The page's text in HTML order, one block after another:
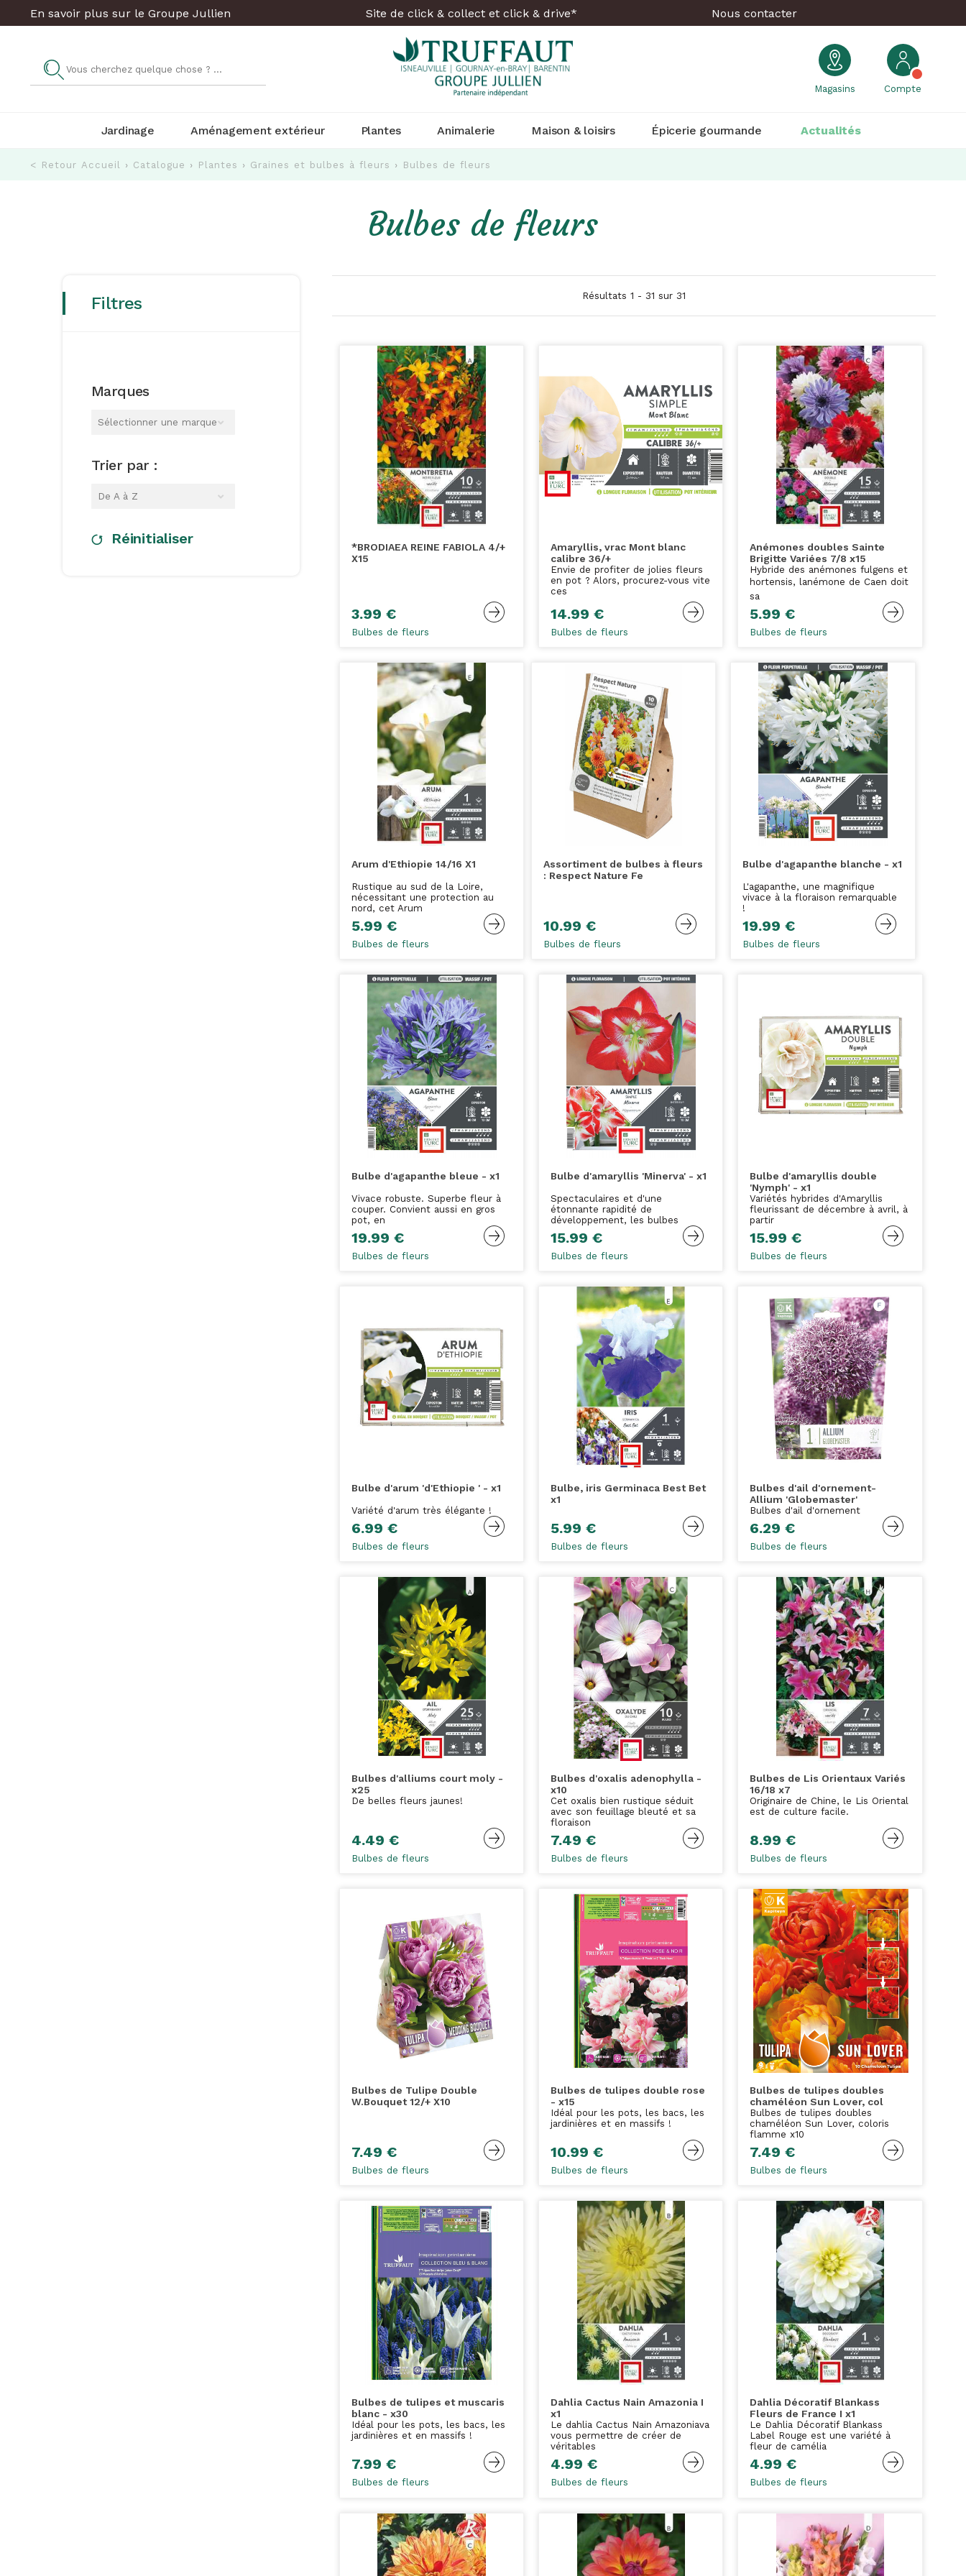
En savoir plus sur le Groupe Jullien Site de click & collect et click & drive* Nous contacter
Magasins Compte
Animalerie Maison & loisirs Épicerie gourmande
Jardinage Aménagement extérieur Plantes Actualités
< Retour Accueil › Catalogue › Plantes › Graines et bulbes à fleurs › Bulbes de fleurs
Bulbes de fleurs
Filtres
Marques
Sélectionner une marque
Trier par :
De A à Z
Réinitialiser
Résultats 1 - 31 sur 31
*BRODIAEA REINE FABIOLA 4/+
X15
3.99 €
Bulbes de fleurs
Amaryllis, vrac Mont blanc
calibre 36/+
Envie de profiter de jolies fleurs
en pot ? Alors, procurez-vous vite
ces
14.99 €
Bulbes de fleurs
Anémones doubles Sainte
Brigitte Variées 7/8 x15
Hybride des anémones fulgens et
hortensis, lanémone de Caen doit
sa
5.99 €
Bulbes de fleurs
Arum d'Ethiopie 14/16 X1
Rustique au sud de la Loire,
nécessitant une protection au
nord, cet Arum
5.99 €
Bulbes de fleurs
Assortiment de bulbes à fleurs
: Respect Nature Fe
10.99 €
Bulbes de fleurs
Bulbe d'agapanthe blanche - x1
L'agapanthe, une magnifique
vivace à la floraison remarquable
!
19.99 €
Bulbes de fleurs
Bulbe d'agapanthe bleue - x1
Vivace robuste. Superbe fleur à
couper. Convient aussi en gros
pot, en
19.99 €
Bulbes de fleurs
Bulbe d'amaryllis 'Minerva' - x1
Spectaculaires et d'une
étonnante rapidité de
développement, les bulbes
15.99 €
Bulbes de fleurs
Bulbe d'amaryllis double
'Nymph' - x1
Variétés hybrides d'Amaryllis
fleurissant de décembre à avril, à
partir
15.99 €
Bulbes de fleurs
Bulbe d'arum 'd'Ethiopie ' - x1
Variété d'arum très élégante !
6.99 €
Bulbes de fleurs
Bulbe, iris Germinaca Best Bet
x1
5.99 €
Bulbes de fleurs
Bulbes d'ail d'ornement-
Allium 'Globemaster'
Bulbes d'ail d'ornement
6.29 €
Bulbes de fleurs
Bulbes d'alliums court moly -
x25
De belles fleurs jaunes!
4.49 €
Bulbes de fleurs
Bulbes d'oxalis adenophylla -
x10
Cet oxalis bien rustique séduit
avec son feuillage bleuté et sa
floraison
7.49 €
Bulbes de fleurs
Bulbes de Lis Orientaux Variés
16/18 x7
Originaire de Chine, le Lis Oriental
est de culture facile.
8.99 €
Bulbes de fleurs
Bulbes de Tulipe Double
W.Bouquet 12/+ X10
7.49 €
Bulbes de fleurs
Bulbes de tulipes double rose
- x15
Idéal pour les pots, les bacs, les
jardinières et en massifs !
10.99 €
Bulbes de fleurs
Bulbes de tulipes doubles
chaméléon Sun Lover, col
Bulbes de tulipes doubles
chaméléon Sun Lover, coloris
flamme x10
7.49 €
Bulbes de fleurs
Bulbes de tulipes et muscaris
blanc - x30
Idéal pour les pots, les bacs, les
jardinières et en massifs !
7.99 €
Bulbes de fleurs
Dahlia Cactus Nain Amazonia I
x1
Le dahlia Cactus Nain Amazoniava
vous permettre de créer de
véritables
4.99 €
Bulbes de fleurs
Dahlia Décoratif Blankass
Fleurs de France I x1
Le Dahlia Décoratif Blankass
Label Rouge est une variété à
fleur de camélia
4.99 €
Bulbes de fleurs